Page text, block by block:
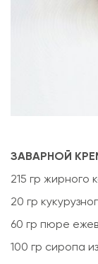
ЗАВАРНОЙ
215 гр жирного
20 гр
60 гр пюре
100 гр сиропа